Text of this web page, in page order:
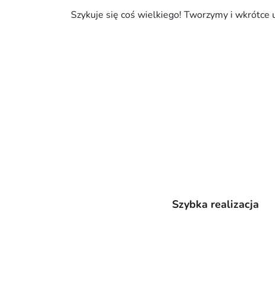
Szykuje się coś wielkiego! Tworzymy i wkrótce
Szybka realizacja